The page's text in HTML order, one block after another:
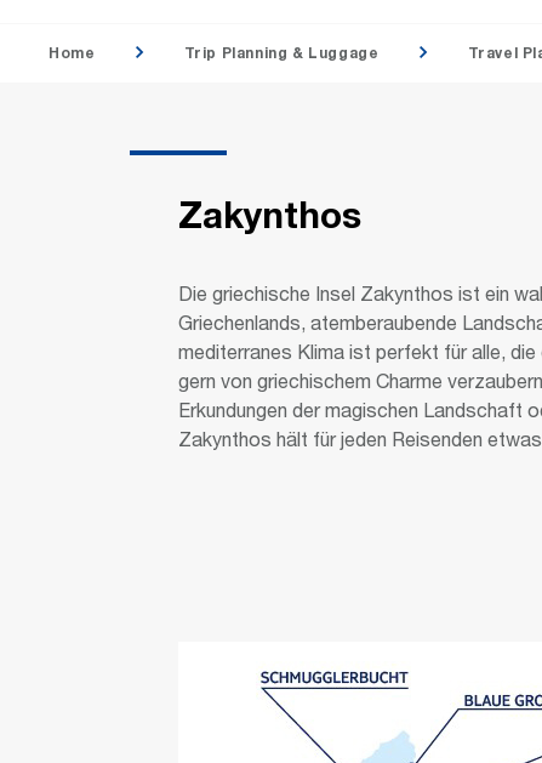
Home Trip Planning & Luggage Travel
Zakynthos
Die griechische Insel Zakynthos ist ein
Griechenlands, atemberaubende
mediterranes Klima ist perfekt für alle,
gern von griechischem Charme
Erkundungen der magischen Landschaft
Zakynthos hält für jeden Reisenden